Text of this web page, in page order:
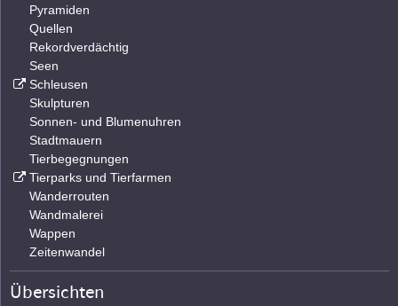
Pyramiden
Quellen
Rekordverdächtig
Seen
Schleusen
Skulpturen
Sonnen- und Blumenuhren
Stadtmauern
Tierbegegnungen
Tierparks und Tierfarmen
Wanderrouten
Wandmalerei
Wappen
Zeitenwandel
Übersichten